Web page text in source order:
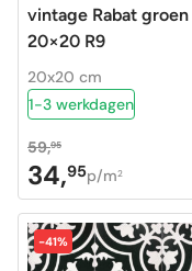
vintage Rabat groen
20×20 R9
20x20 cm
1-3 werkdagen
59,95
Oorspronkelijke
prijs
was:
59,95.
34,95
Huidige
prijs
is:
34,95.
p/m2
-41%